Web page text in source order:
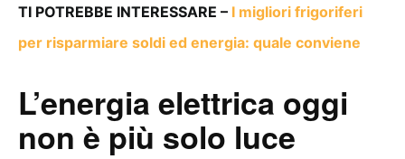
TI POTREBBE INTERESSARE – I migliori frigoriferi
per risparmiare soldi ed energia: quale conviene
L’energia elettrica oggi
non è più solo luce